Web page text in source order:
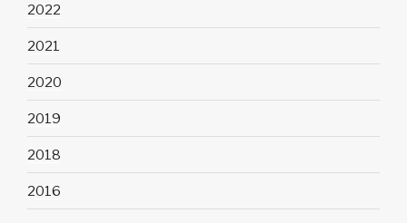
2022
2021
2020
2019
2018
2016